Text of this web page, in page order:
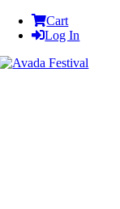
Cart
Log In